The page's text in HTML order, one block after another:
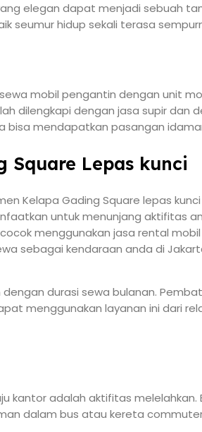
elegan dapat menjadi sebuah
seumur hidup sekali terasa
mobil pengantin dengan unit
dilengkapi dengan jasa supir dan
bisa mendapatkan pasangan
Square Lepas kunci
Kelapa Gading Square lepas
untuk menunjang aktifitas
menggunakan jasa rental
sebagai kendaraan anda di
durasi sewa bulanan.
menggunakan layanan ini dari
kantor adalah aktifitas
dalam bus atau kereta